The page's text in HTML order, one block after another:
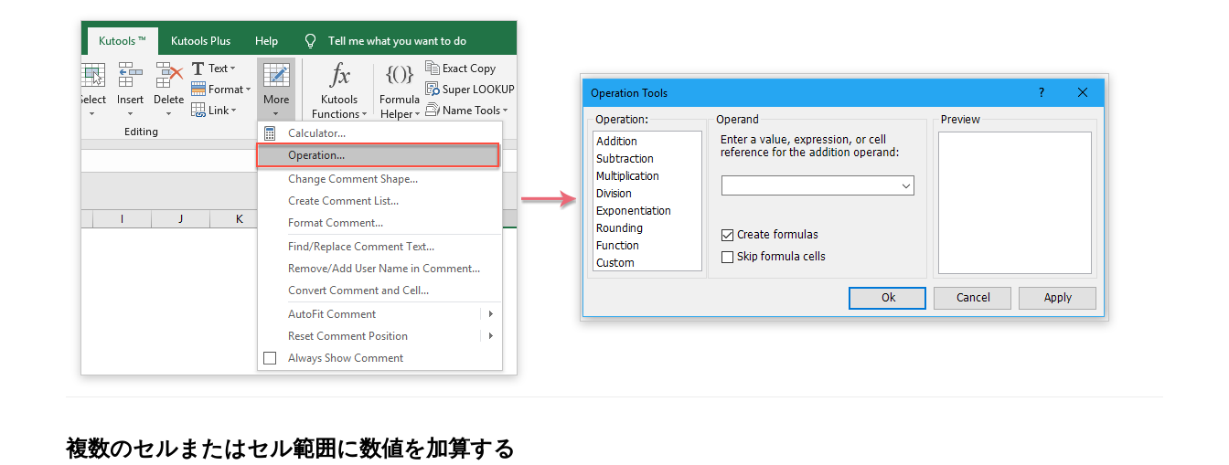
複数のセルまたはセル範囲に数値を加算する